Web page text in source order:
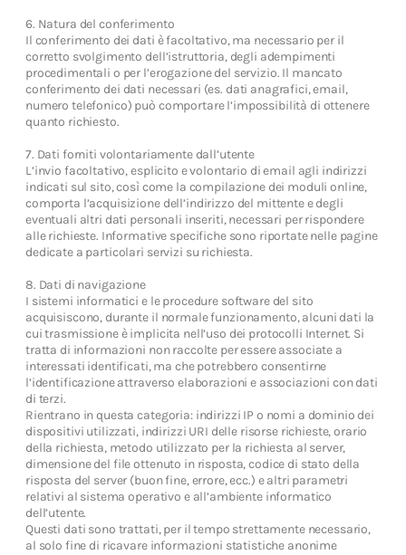
6. Natura del conferimento
Il conferimento dei dati è facoltativo, ma necessario per il
corretto svolgimento dell’istruttoria, degli adempimenti
procedimentali o per l’erogazione del servizio. Il mancato
conferimento dei dati necessari (es. dati anagrafici, email,
numero telefonico) può comportare l’impossibilità di ottenere
quanto richiesto.
7. Dati forniti volontariamente dall’utente
L’invio facoltativo, esplicito e volontario di email agli indirizzi
indicati sul sito, così come la compilazione dei moduli online,
comporta l’acquisizione dell’indirizzo del mittente e degli
eventuali altri dati personali inseriti, necessari per rispondere
alle richieste. Informative specifiche sono riportate nelle pagine
dedicate a particolari servizi su richiesta.
8. Dati di navigazione
I sistemi informatici e le procedure software del sito
acquisiscono, durante il normale funzionamento, alcuni dati la
cui trasmissione è implicita nell’uso dei protocolli Internet. Si
tratta di informazioni non raccolte per essere associate a
interessati identificati, ma che potrebbero consentirne
l’identificazione attraverso elaborazioni e associazioni con dati
di terzi.
Rientrano in questa categoria: indirizzi IP o nomi a dominio dei
dispositivi utilizzati, indirizzi URI delle risorse richieste, orario
della richiesta, metodo utilizzato per la richiesta al server,
dimensione del file ottenuto in risposta, codice di stato della
risposta del server (buon fine, errore, ecc.) e altri parametri
relativi al sistema operativo e all’ambiente informatico
dell’utente.
Questi dati sono trattati, per il tempo strettamente necessario,
al solo fine di ricavare informazioni statistiche anonime